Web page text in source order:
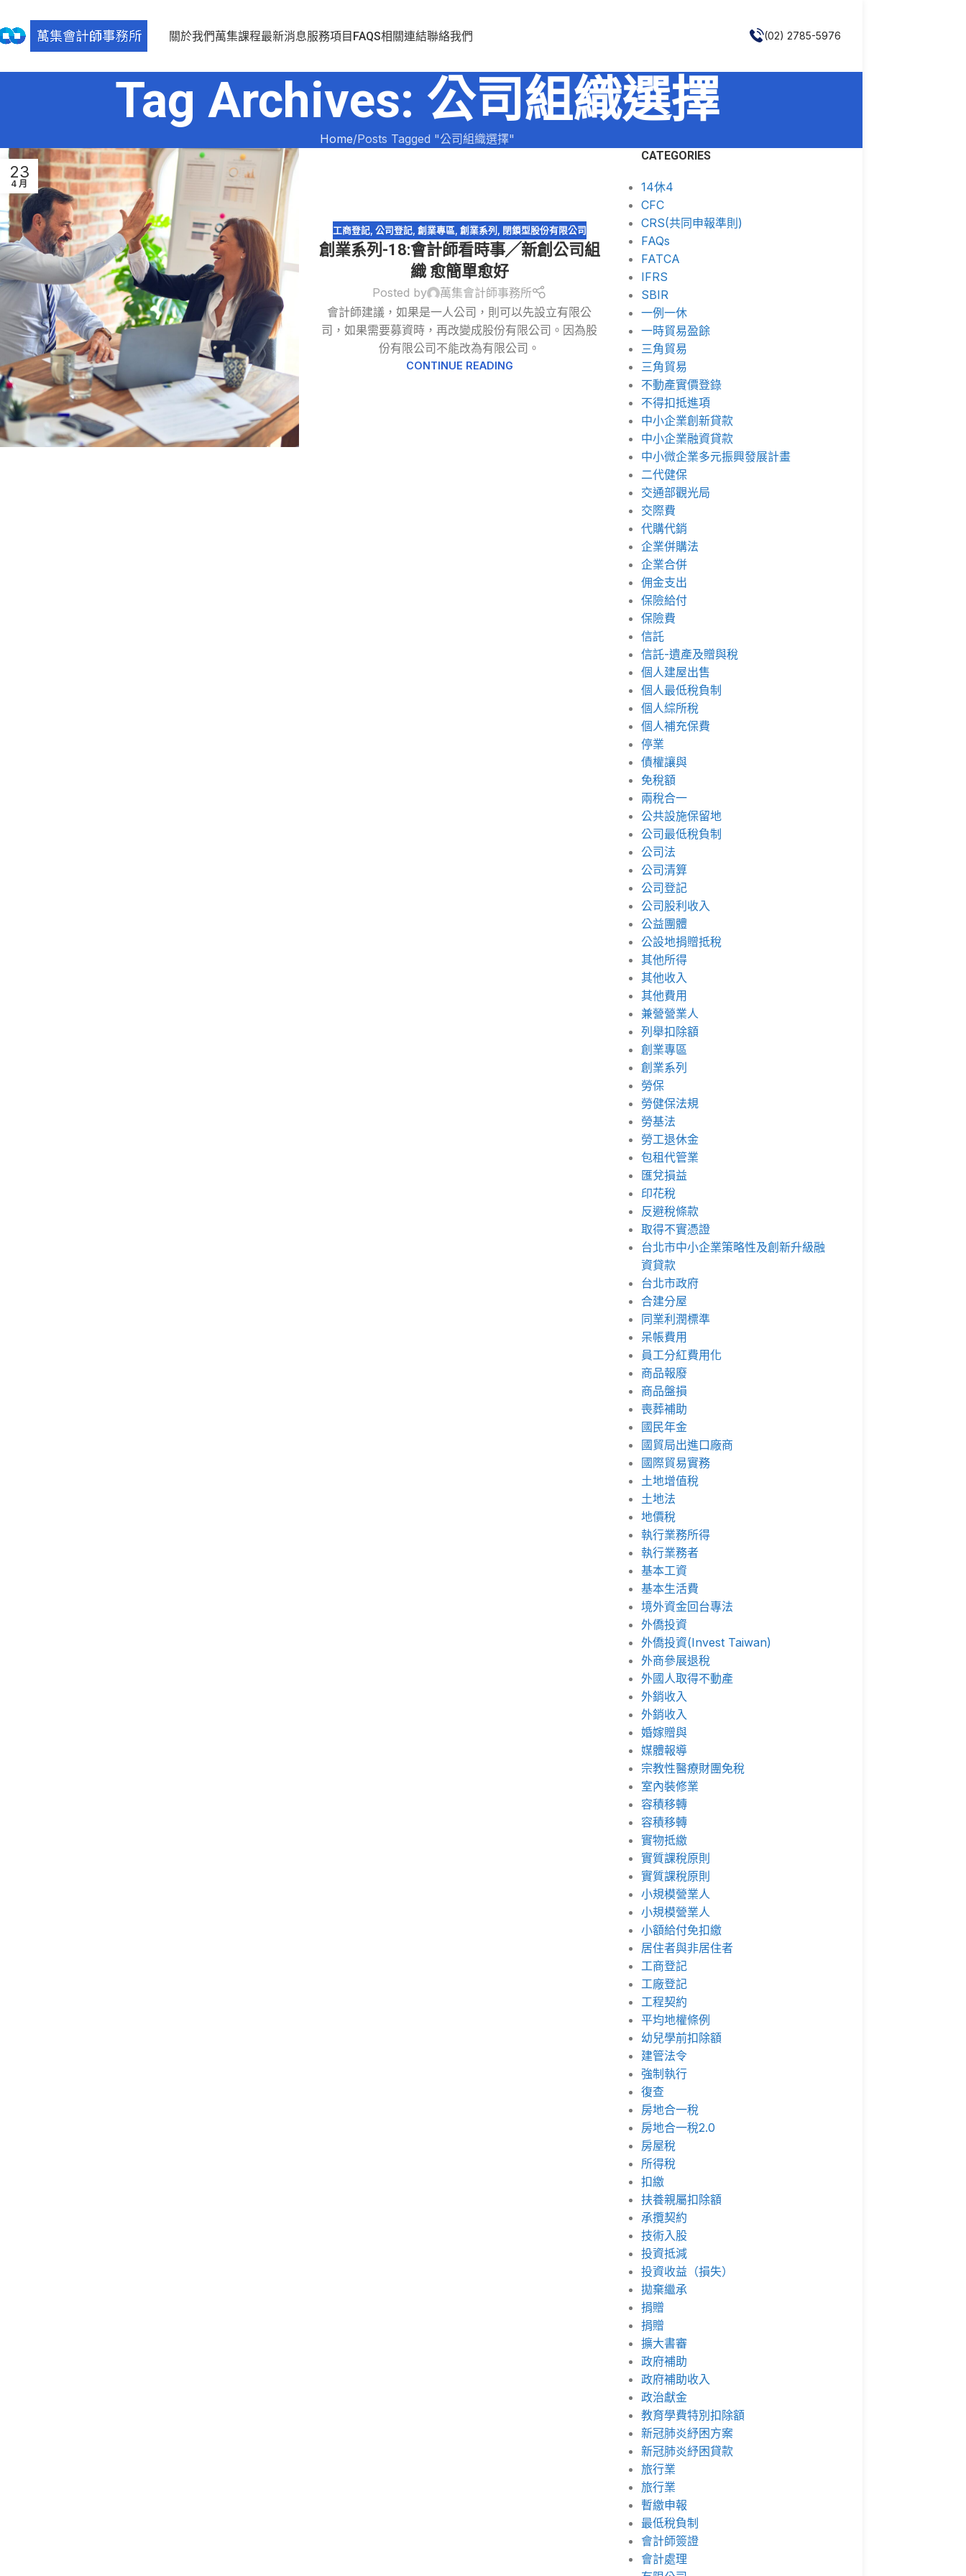
關於我們萬集課程最新消息服務項目 FAQS相關連結聯絡我們 (02) 2785-5976
Tag Archives: 公司組織選擇
Home Posts Tagged "公司組織選擇"
23
4 月
工商登記, 公司登記, 創業專區 創業系列 閉鎖型股份有限公司
創業系列-18:會計師看時事╱新創公司組
織 愈簡單愈好
Posted by
萬集會計師事務所
會計師建議，如果是一人公司，則可以先設立有限公
司，如果需要募資時，再改變成股份有限公司。因為股
份有限公司不能改為有限公司。
CONTINUE READING
CATEGORIES
14休4
CFC
CRS(共同申報準則)
FAQs
FATCA
IFRS
SBIR
一例一休
一時貿易盈餘
三角貿易
三角貿易
不動產實價登錄
不得扣抵進項
中小企業創新貸款
中小企業融資貸款
中小微企業多元振興發展計畫
二代健保
交通部觀光局
交際費
代購代銷
企業併購法
企業合併
佣金支出
保險給付
保險費
信託
信託-遺產及贈與稅
個人建屋出售
個人最低稅負制
個人綜所稅
個人補充保費
停業
債權讓與
免稅額
兩稅合一
公共設施保留地
公司最低稅負制
公司法
公司清算
公司登記
公司股利收入
公益團體
公設地捐贈抵稅
其他所得
其他收入
其他費用
兼營營業人
列舉扣除額
創業專區
創業系列
勞保
勞健保法規
勞基法
勞工退休金
包租代管業
匯兌損益
印花稅
反避稅條款
取得不實憑證
台北市中小企業策略性及創新升級融
資貸款
台北市政府
合建分屋
同業利潤標準
呆帳費用
員工分紅費用化
商品報廢
商品盤損
喪葬補助
國民年金
國貿局出進口廠商
國際貿易實務
土地增值稅
土地法
地價稅
執行業務所得
執行業務者
基本工資
基本生活費
境外資金回台專法
外僑投資
外僑投資(Invest Taiwan)
外商參展退稅
外國人取得不動產
外銷收入
外銷收入
婚嫁贈與
媒體報導
宗教性醫療財團免稅
室內裝修業
容積移轉
容積移轉
實物抵繳
實質課稅原則
實質課稅原則
小規模營業人
小規模營業人
小額給付免扣繳
居住者與非居住者
工商登記
工廠登記
工程契約
平均地權條例
幼兒學前扣除額
建管法令
強制執行
復查
房地合一稅
房地合一稅2.0
房屋稅
所得稅
扣繳
扶養親屬扣除額
承攬契約
技術入股
投資抵減
投資收益（損失）
拋棄繼承
捐贈
捐贈
擴大書審
政府補助
政府補助收入
政治獻金
教育學費特別扣除額
新冠肺炎紓困方案
新冠肺炎紓困貸款
旅行業
旅行業
暫繳申報
最低稅負制
會計師簽證
會計處理